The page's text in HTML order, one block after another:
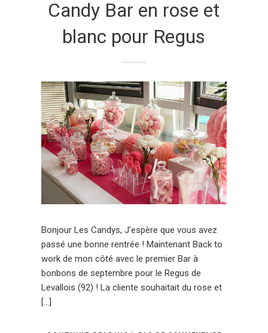
Candy Bar en rose et
blanc pour Regus
Bonjour Les Candys, J’espère que vous avez
passé une bonne rentrée ! Maintenant Back to
work de mon côté avec le premier Bar à
bonbons de septembre pour le Regus de
Levallois (92) ! La cliente souhaitait du rose et
[…]